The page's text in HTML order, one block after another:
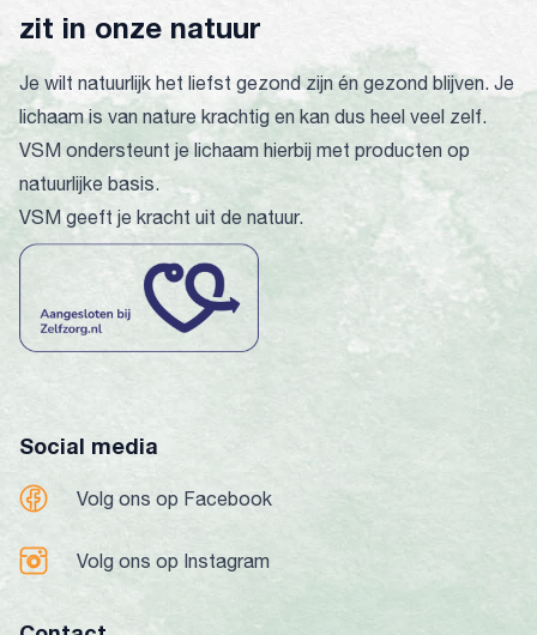
zit in onze natuur
Je wilt natuurlijk het liefst gezond zijn én gezond blijven. Je
lichaam is van nature krachtig en kan dus heel veel zelf.
VSM ondersteunt je lichaam hierbij met producten op
natuurlijke basis.
VSM geeft je kracht uit de natuur.
Social media
Volg ons op Facebook
Volg ons op Instagram